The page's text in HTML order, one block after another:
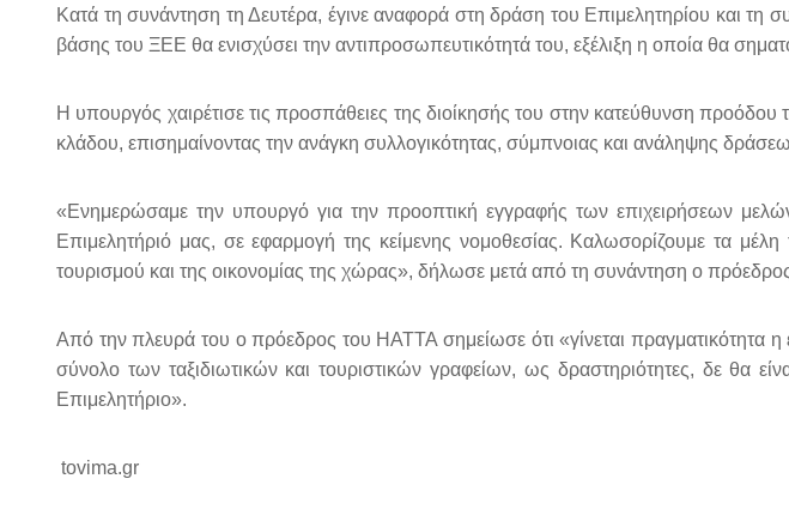
Κατά τη συνάντηση τη Δευτέρα, έγινε αναφορά στη δράση του Επιμελητηρίου και τη
βάσης του ΞΕΕ θα ενισχύσει την αντιπροσωπευτικότητά του, εξέλιξη η οποία θα
Η υπουργός χαιρέτισε τις προσπάθειες της διοίκησής του στην κατεύθυνση
κλάδου, επισημαίνοντας την ανάγκη συλλογικότητας, σύμπνοιας και ανάληψης
«Ενημερώσαμε την υπουργό για την προοπτική εγγραφής των επιχειρήσεων
Επιμελητήριό μας, σε εφαρμογή της κείμενης νομοθεσίας. Καλωσορίζουμε τα
τουρισμού και της οικονομίας της χώρας», δήλωσε μετά από τη συνάντηση ο
Από την πλευρά του ο πρόεδρος του HATTA σημείωσε ότι «γίνεται πραγματικότητα
σύνολο των ταξιδιωτικών και τουριστικών γραφείων, ως δραστηριότητες, δε θα
Επιμελητήριο».
tovima.gr